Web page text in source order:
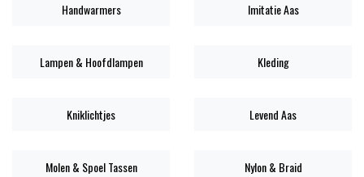
Handwarmers Imitatie Aas
Lampen & Hoofdlampen Kleding
Kniklichtjes Levend Aas
Molen & Spoel Tassen Nylon & Braid